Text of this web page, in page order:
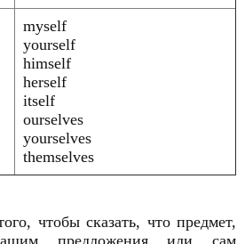
myself
yourself
himself
herself
itself
ourselves
yourselves
themselves
чтобы сказать, что предмет,
предложения или сам